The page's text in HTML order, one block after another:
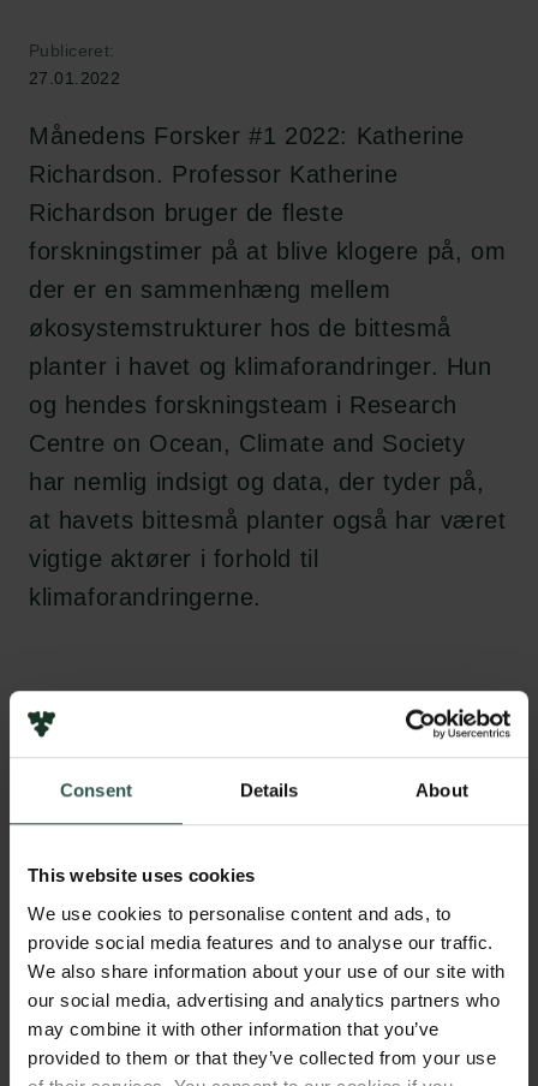
Consent Details About
This website uses cookies
We use cookies to personalise content and ads, to
provide social media features and to analyse our traffic.
We also share information about your use of our site with
our social media, advertising and analytics partners who
may combine it with other information that you’ve
provided to them or that they’ve collected from your use
Publiceret:
27.01.2022
Månedens Forsker #1 2022: Katherine
Richardson. Professor Katherine
Richardson bruger de fleste
forskningstimer på at blive klogere på, om
der er en sammenhæng mellem
økosystemstrukturer hos de bittesmå
planter i havet og klimaforandringer. Hun
og hendes forskningsteam i Research
Centre on Ocean, Climate and Society
har nemlig indsigt og data, der tyder på,
at havets bittesmå planter også har været
vigtige aktører i forhold til
klimaforandringerne.
Disse udforsker de konkret ved hjælp af
borekerneprøver fra havbunden, som blev indsamlet
på et togt i sommeren 2021. Gennem analyser i
organismer.
Formålet er at finde frem til, hvilke typer organismer,
der var i havet dengang, hvor den del af havkernen
blev dannet. Ifølge Katherine Richardson er naturens
reaktion på klimaforandringer den samme uanset om
forandringerne er menneskeskabte eller naturskabte.